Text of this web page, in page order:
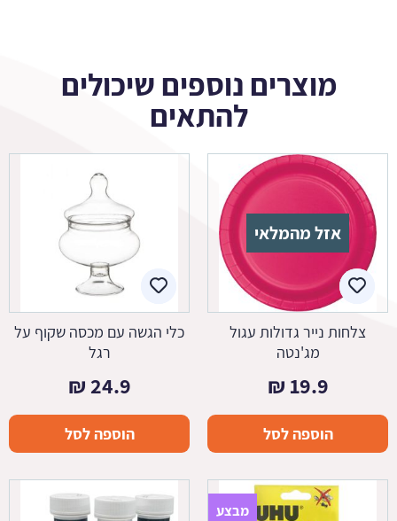
מוצרים נוספים שיכולים
להתאים
אזל מהמלאי
צלחות נייר גדולות עגול
מג'נטה
19.9
₪
הוספה לסל
כלי הגשה עם מכסה שקוף על
רגל
24.9
₪
הוספה לסל
מבצע